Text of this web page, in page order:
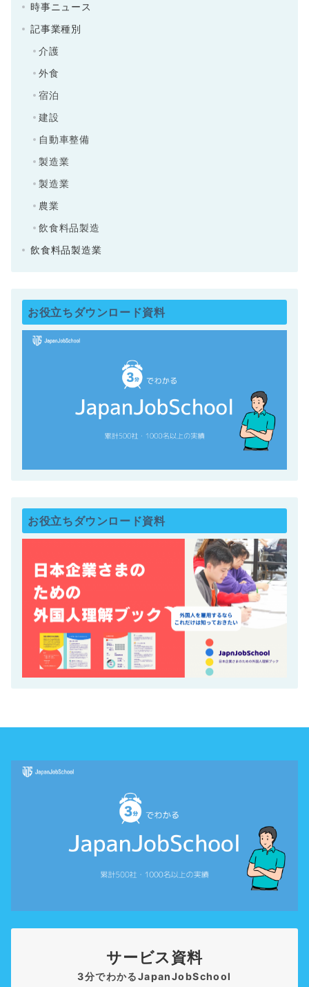
時事ニュース
記事業種別
介護
外食
宿泊
建設
自動車整備
製造業
製造業
農業
飲食料品製造
飲食料品製造業
お役立ちダウンロード資料
お役立ちダウンロード資料
サービス資料
3分でわかるJapanJobSchool